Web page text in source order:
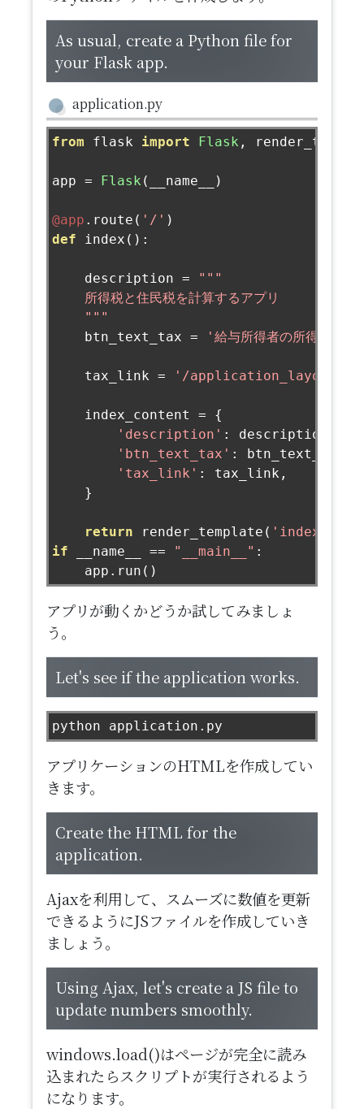
​As usual, create a Python file for
your Flask app.
application.py
from flask import Flask ,
app = Flask ( __name__ )
@app . route ( '/' )
def index ():
    description
=
"""
    所得税と住民税を計算するアプリ
    """
    btn_text_tax
= '給与所得者の所得税と
    tax_link
= '/application_layout'
    index_content
=
{
'description' : description
'btn_text_tax' : btn_text_tax
'tax_link' : tax_link ,
}
return render_template (
if __name__ == "__main__" :
    app
. run ()
アプリが動くかどうか試してみましょ
う。
Let's see if the application works.
python application . py
アプリケーションのHTMLを作成してい
きます。
​Create the HTML for the
application.
Ajaxを利用して、スムーズに数値を更新
できるようにJSファイルを作成していき
ましょう。
​Using Ajax, let's create a JS file to
update numbers smoothly.
windows.load()はページが完全に読み
込まれたらスクリプトが実行されるよう
になります。